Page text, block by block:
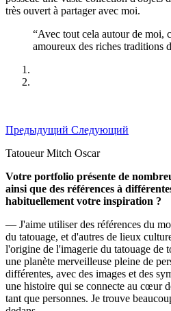
très ouvert à partager avec moi.
“Avec tout cela autour de moi,
amoureux des riches traditions
Предыдущий Следующий
Tatoueur Mitch Oscar
Votre portfolio présente de
ainsi que des références à
habituellement votre inspiration ?
— J'aime utiliser des références du
du tatouage, et d'autres de lieux
l'origine de l'imagerie du tatouage de
une planète merveilleuse pleine de
différentes, avec des images et des
une histoire qui se connecte au cœur
tant que personnes. Je trouve